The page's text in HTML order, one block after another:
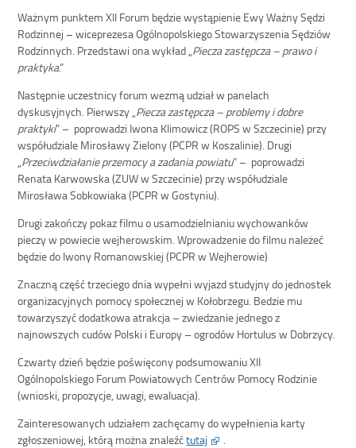
Ważnym punktem XII Forum będzie wystąpienie Ewy Ważny Sędzi
Rodzinnej – wiceprezesa Ogólnopolskiego Stowarzyszenia Sędziów
Rodzinnych. Przedstawi ona wykład „ Piecza zastępcza – prawo i
praktyka.”
Następnie uczestnicy forum wezmą udział w panelach
dyskusyjnych. Pierwszy „ Piecza zastępcza – problemy i dobre
praktyki” – poprowadzi Iwona Klimowicz (ROPS w Szczecinie) przy
współudziale Mirosławy Zielony (PCPR w Koszalinie). Drugi
Przeciwdziałanie przemocy a zadania powiatu” – poprowadzi
Renata Karwowska (ZUW w Szczecinie) przy współudziale
Mirosława Sobkowiaka (PCPR w Gostyniu).
Drugi zakończy pokaz filmu o usamodzielnianiu wychowanków
pieczy w powiecie wejherowskim. Wprowadzenie do filmu należeć
będzie do Iwony Romanowskiej (PCPR w Wejherowie)
Znaczną część trzeciego dnia wypełni wyjazd studyjny do jednostek
organizacyjnych pomocy społecznej w Kołobrzegu. Bedzie mu
towarzyszyć dodatkowa atrakcja – zwiedzanie jednego z
najnowszych cudów Polski i Europy – ogrodów Hortulus w Dobrzycy.
Czwarty dzień będzie poświęcony podsumowaniu XII
Ogólnopolskiego Forum Powiatowych Centrów Pomocy Rodzinie
(wnioski, propozycje, uwagi, ewaluacja).
Zainteresowanych udziałem zachęcamy do wypełnienia karty
zgłoszeniowej, którą można znaleźćtutaj